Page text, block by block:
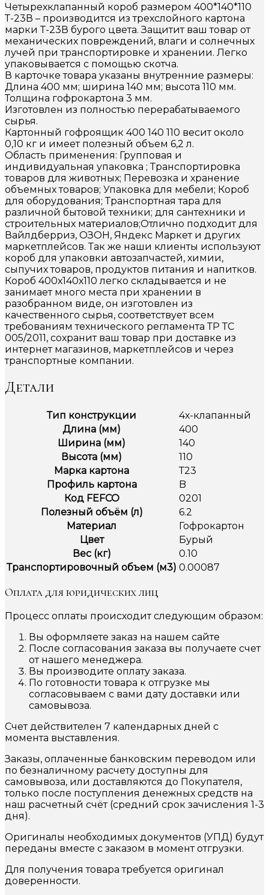
Четырехклапанный короб размером 400*140*110
Т-23В – производится из трехслойного картона
марки Т-23В бурого цвета. Защитит ваш товар от
механических повреждений, влаги и солнечных
лучей при транспортировке и хранении. Легко
упаковывается с помощью скотча.
В карточке товара указаны внутренние размеры:
Длина 400 мм; ширина 140 мм; высота 110 мм.
Толщина гофрокартона 3 мм.
Изготовлен из полностью перерабатываемого
сырья.
Картонный гофроящик 400 140 110 весит около
0,10 кг и имеет полезный объем 6,2 л.
Область применения: Групповая и
индивидуальная упаковка ; Транспортировка
товаров для животных; Перевозка и хранение
объемных товаров; Упаковка для мебели; Короб
для оборудования; Транспортная тара для
различной бытовой техники; для сантехники и
строительных материалов;Отлично подходит для
Вайлдберриз, ОЗОН, Яндекс Маркет и других
маркетплейсов. Так же наши клиенты используют
короб для упаковки автозапчастей, химии,
сыпучих товаров, продуктов питания и напитков.
Короб 400х140х110 легко складывается и не
занимает много места при хранении в
разобранном виде, он изготовлен из
качественного сырья, соответствует всем
требованиям технического регламента ТР ТС
005/2011, сохранит ваш товар при доставке из
интернет магазинов, маркетплейсов и через
транспортные компании.
Детали
Тип конструкции
4х-клапанный
Длина (мм)
400
Ширина (мм)
140
Высота (мм)
110
Марка картона
Т23
Профиль картона
B
Код FEFCO
0201
Полезный объём (л)
6.2
Материал
Гофрокартон
Цвет
Бурый
Вес (кг)
0.10
Транспортировочный объем (м3) 0.00087
Оплата для юридических лиц
Процесс оплаты происходит следующим образом:
Вы оформляете заказ на нашем сайте
После согласования заказа вы получаете счет
от нашего менеджера.
Вы производите оплату заказа.
По готовности товара к отгрузке мы
согласовываем с вами дату доставки или
самовывоза.
Счет действителен 7 календарных дней с
момента выставления.
Заказы, оплаченные банковским переводом или
по безналичному расчету доступны для
самовывоза, или доставляются до Покупателя,
только после поступления денежных средств на
наш расчетный счёт (средний срок зачисления 1-3
дня).
Оригиналы необходимых документов (УПД) будут
переданы вместе с заказом в момент отгрузки.
Для получения товара требуется оригинал
доверенности.